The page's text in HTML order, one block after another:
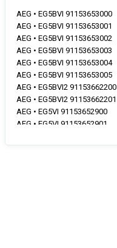
AEG • EG5BVI 91153653000
AEG • EG5BVI 91153653001
AEG • EG5BVI 91153653002
AEG • EG5BVI 91153653003
AEG • EG5BVI 91153653004
AEG • EG5BVI 91153653005
AEG • EG5BVI2 91153662200
AEG • EG5BVI2 91153662201
AEG • EG5VI 91153652900
AEG • EG5VI 91153652901
AEG • EG5VI 91153652903